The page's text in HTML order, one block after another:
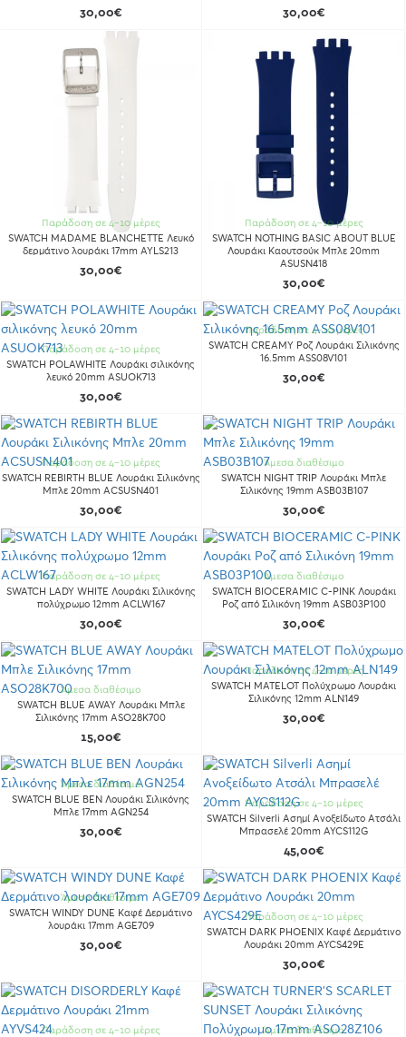
30,00€ 30,00€
Παράδοση σε 4-10 μέρες
SWATCH MADAME BLANCHETTE Λευκό
δερμάτινο λουράκι 17mm AYLS213
30,00€
Παράδοση σε 4-10 μέρες
SWATCH NOTHING BASIC ABOUT BLUE
Λουράκι Καουτσούκ Μπλε 20mm
ASUSN418
30,00€
Παράδοση σε 4-10 μέρες
SWATCH POLAWHITE Λουράκι σιλικόνης
λευκό 20mm ASUOK713
30,00€
Παράδοση σε 4-10 μέρες
SWATCH CREAMY Ροζ Λουράκι Σιλικόνης
16.5mm ASS08V101
30,00€
Παράδοση σε 4-10 μέρες
SWATCH REBIRTH BLUE Λουράκι Σιλικόνης
Μπλε 20mm ACSUSN401
30,00€
Άμεσα διαθέσιμο
SWATCH NIGHT TRIP Λουράκι Μπλε
Σιλικόνης 19mm ASB03B107
30,00€
Παράδοση σε 4-10 μέρες
SWATCH LADY WHITE Λουράκι Σιλικόνης
πολύχρωμο 12mm ACLW167
30,00€
Άμεσα διαθέσιμο
SWATCH BIOCERAMIC C-PINK Λουράκι
Ροζ από Σιλικόνη 19mm ASB03P100
30,00€
Άμεσα διαθέσιμο
SWATCH BLUE AWAY Λουράκι Μπλε
Σιλικόνης 17mm ASO28K700
15,00€
Παράδοση σε 4-10 μέρες
SWATCH MATELOT Πολύχρωμο Λουράκι
Σιλικόνης 12mm ALN149
30,00€
Άμεσα διαθέσιμο
SWATCH BLUE BEN Λουράκι Σιλικόνης
Μπλε 17mm AGN254
30,00€
Παράδοση σε 4-10 μέρες
SWATCH Silverli Ασημί Ανοξείδωτο Ατσάλι
Μπρασελέ 20mm AYCS112G
45,00€
Άμεσα διαθέσιμο
SWATCH WINDY DUNE Καφέ Δερμάτινο
λουράκι 17mm AGE709
30,00€
Παράδοση σε 4-10 μέρες
SWATCH DARK PHOENIX Καφέ Δερμάτινο
Λουράκι 20mm AYCS429E
30,00€
Παράδοση σε 4-10 μέρες
Άμεσα διαθέσιμο